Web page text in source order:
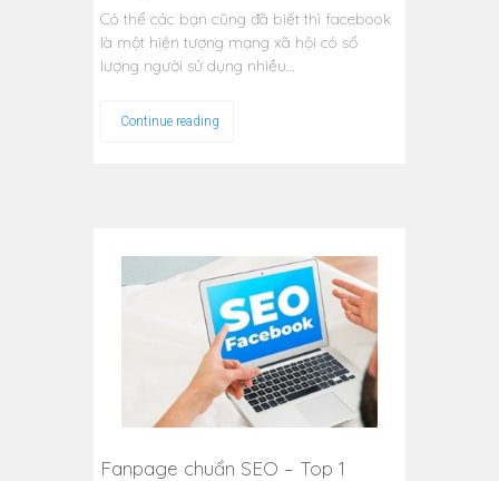
Có thể các bạn cũng đã biết thì facebook
là một hiện tượng mạng xã hội có số
lượng người sử dụng nhiều…
Continue reading
Fanpage chuẩn SEO – Top 1